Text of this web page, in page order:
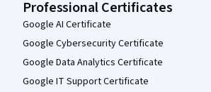
Professional Certificates
Google AI Certificate
Google Cybersecurity Certificate
Google Data Analytics Certificate
Google IT Support Certificate